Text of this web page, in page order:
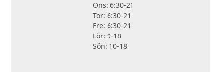
Ons: 6:30-21
Tor: 6:30-21
Fre: 6:30-21
Lör: 9-18
Sön: 10-18